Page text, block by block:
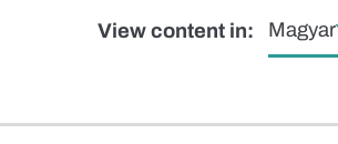
View content in: Magyar